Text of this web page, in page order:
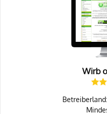
Wirb
Betreiberland: